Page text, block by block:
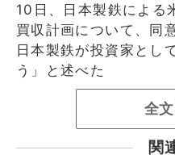
10日、日本製鉄による
買収計画について、同
日本製鉄が投資家とし
う」と述べた
全
関